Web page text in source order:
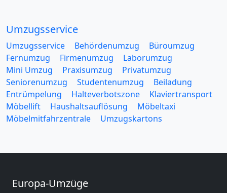
Umzugsservice
Umzugsservice Behördenumzug
Büroumzug
Fernumzug
Firmenumzug
Laborumzug
Mini Umzug
Praxisumzug
Privatumzug
Seniorenumzug
Studentenumzug
Beiladung
Entrümpelung
Halteverbotszone
Klaviertransport
Möbellift
Haushaltsauflösung
Möbeltaxi
Möbelmitfahrzentrale
Umzugskartons
Europa-Umzüge